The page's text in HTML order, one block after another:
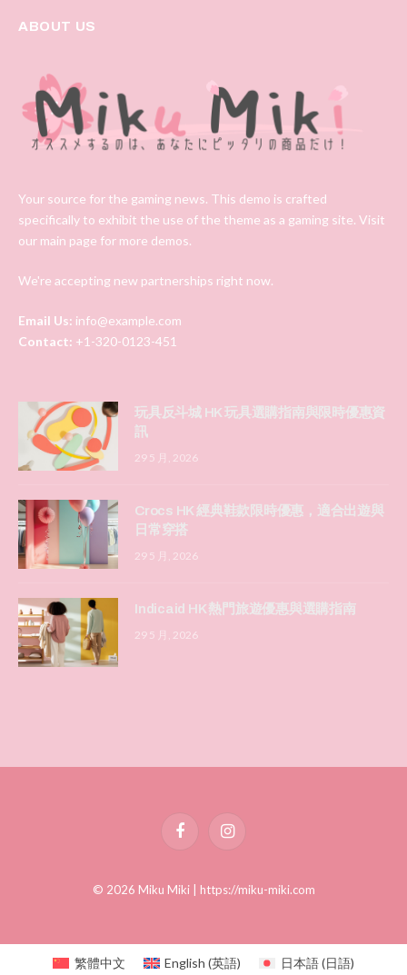
ABOUT US
Your source for the gaming news. This demo is crafted
specifically to exhibit the use of the theme as a gaming site. Visit
our main page for more demos.
We're accepting new partnerships right now.
Email Us: info@example.com
Contact: +1-320-0123-451
玩具反斗城 HK 玩具選購指南與限時優惠資
訊
29 5 月, 2026
Crocs HK 經典鞋款限時優惠，適合出遊與
日常穿搭
29 5 月, 2026
Indicaid HK 熱門旅遊優惠與選購指南
29 5 月, 2026
FacebookInstagram
© 2026 Miku Miki | https://miku-miki.com
繁體中文 English (英語) 日本語(日語)